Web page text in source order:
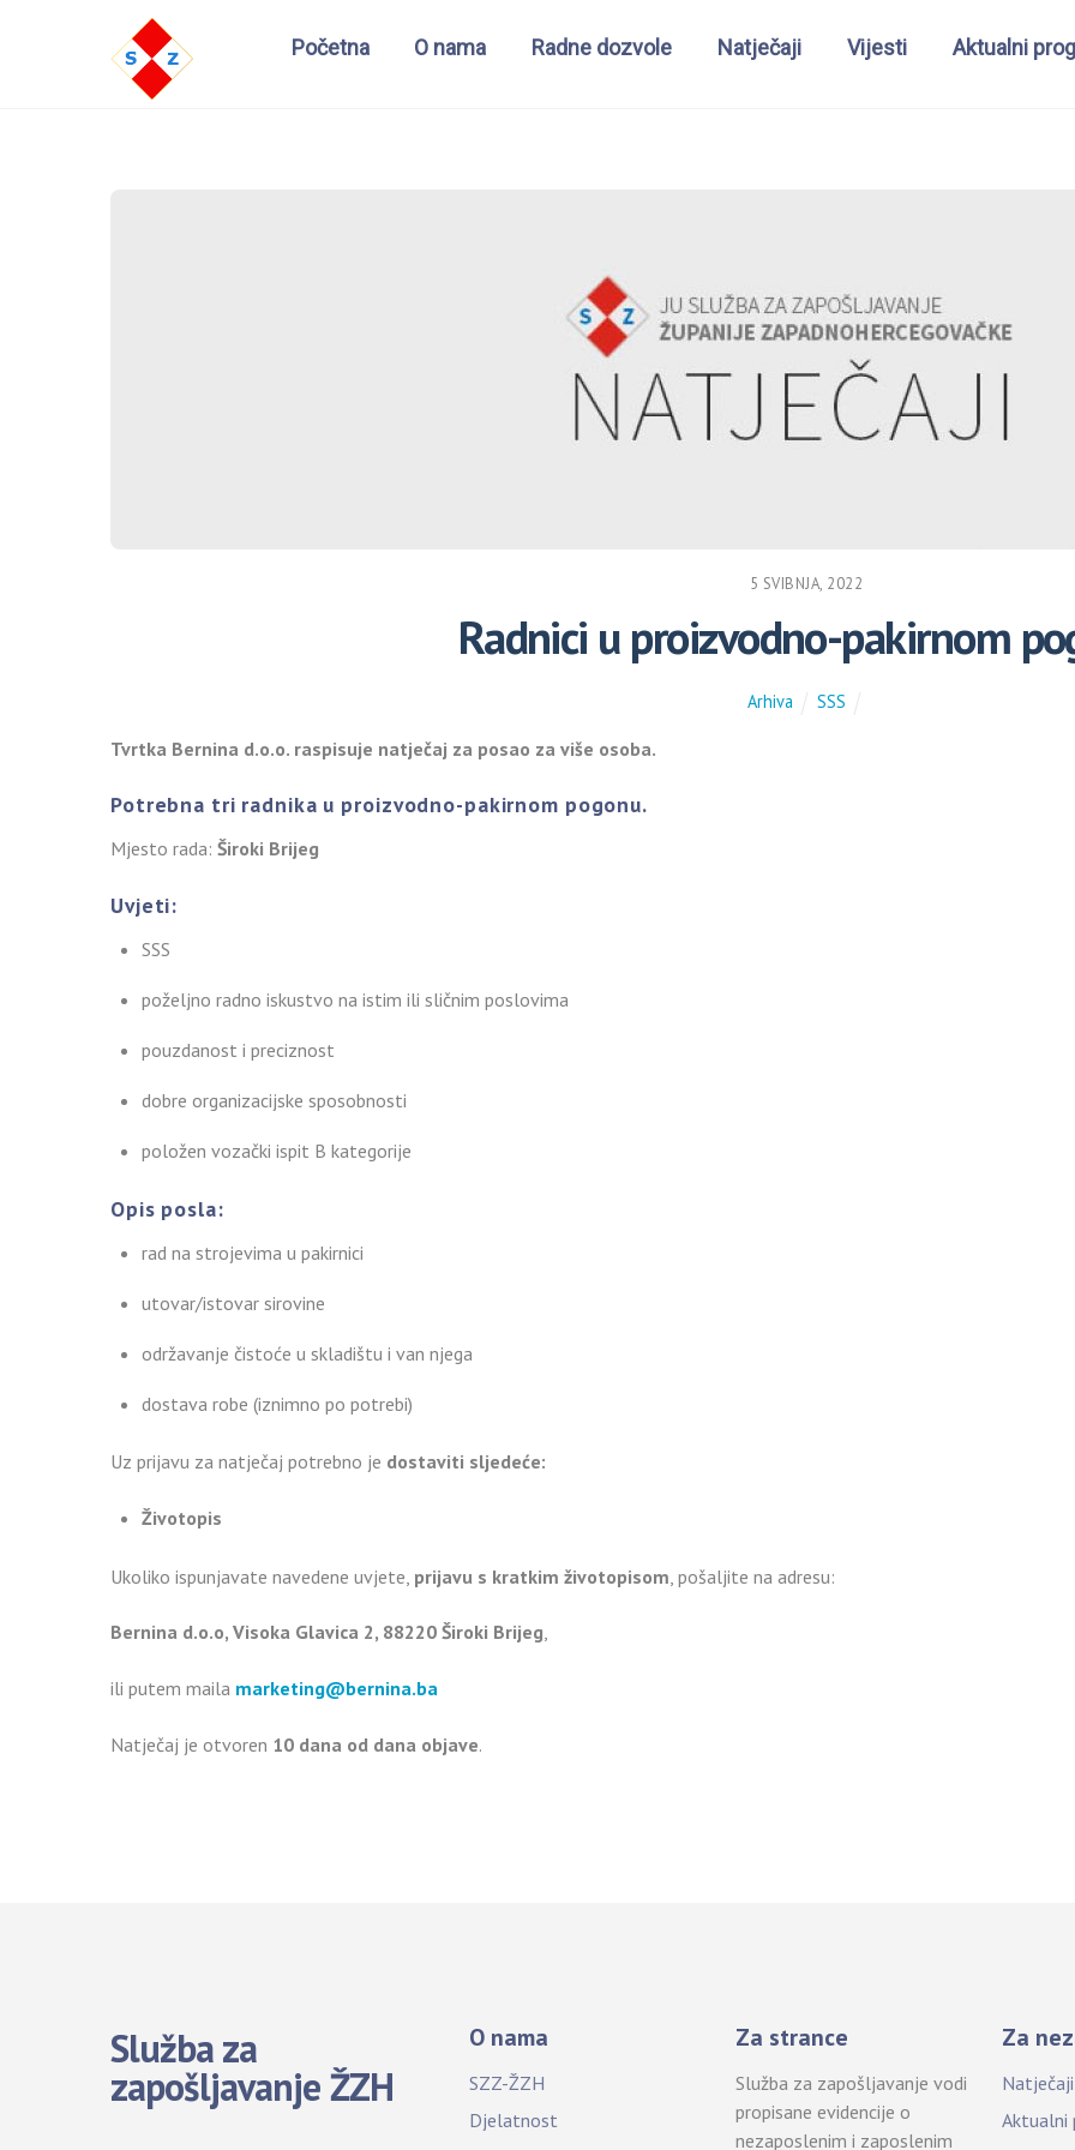
Početna O nama Radne dozvole Natječaji Vijesti Aktualni
5 SVIBNJA, 2022
Radnici u proizvodno-pakirnom
Arhiva SSS
Tvrtka Bernina d.o.o. raspisuje natječaj za posao za više osoba.
Potrebna tri radnika u proizvodno-pakirnom pogonu.
Mjesto rada: Široki Brijeg
Uvjeti:
SSS
poželjno radno iskustvo na istim ili sličnim poslovima
pouzdanost i preciznost
dobre organizacijske sposobnosti
položen vozački ispit B kategorije
Opis posla:
rad na strojevima u pakirnici
utovar/istovar sirovine
održavanje čistoće u skladištu i van njega
dostava robe (iznimno po potrebi)
Uz prijavu za natječaj potrebno je dostaviti sljedeće:
Životopis
Ukoliko ispunjavate navedene uvjete, prijavu s kratkim životopisom , pošaljite na adresu:
Bernina d.o.o, Visoka Glavica 2, 88220 Široki Brijeg,
ili putem maila marketing@bernina.ba
Natječaj je otvoren 10 dana od dana objave.
Služba za
zapošljavanje ŽZH
O nama
SZZ-ŽZH
Djelatnost
Za strance
Služba za zapošljavanje vodi
propisane evidencije o
nezaposlenim i zaposlenim
Za
Aktualni